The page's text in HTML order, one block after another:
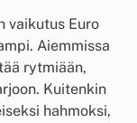
vaikutus Euro
Aiemmissa
rytmiään,
Kuitenkin
hahmoksi,